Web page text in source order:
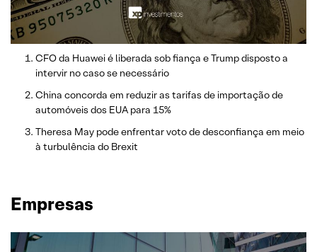
CFO da Huawei é liberada sob fiança e Trump disposto a
intervir no caso se necessário
China concorda em reduzir as tarifas de importação de
automóveis dos EUA para 15%
Theresa May pode enfrentar voto de desconfiança em meio
à turbulência do Brexit
Empresas